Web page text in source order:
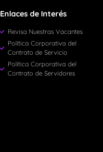
Enlaces de Interés
Revisa Nuestras Vacantes
Política Corporativa del
Contrato de Servicio
Política Corporativa del
Contrato de Servidores